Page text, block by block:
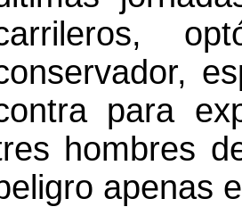
para
hombres
apenas